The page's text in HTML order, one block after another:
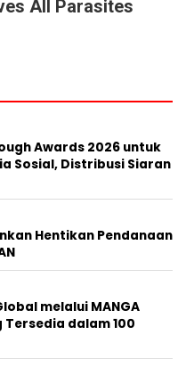
All Parasites
Awards 2026 untuk
Sosial, Distribusi Siaran
Hentikan Pendanaan
melalui MANGA
Tersedia dalam 100